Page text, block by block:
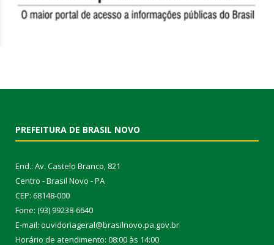
PREFEITURA DE BRASIL NOVO
End.: Av. Castelo Branco, 821
Centro - Brasil Novo - PA
CEP: 68148-000
Fone: (93) 99238-6640
E-mail: ouvidoriageral@brasilnovo.pa.gov.br
Horário de atendimento: 08:00 às 14:00